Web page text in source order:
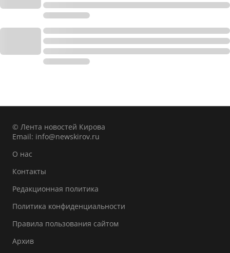
© Лента новостей Кирова
Email: info@newskirov.ru
О нас
Контакты
Редакционная политика
Политика конфиденциальности
Правила пользования сайтом
Архив